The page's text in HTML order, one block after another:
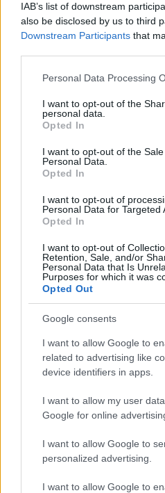
IAB’s list of downstream
also be disclosed by us to third
Downstream Participants that
Please note that this website/
not limited to your visit or usage
grant or deny consent to
use your data for below
consent section.
Personal Data Processing
I want to opt-out of the
personal data.
Opted In
I want to opt-out of the
Personal Data.
Opted In
I want to opt-out of
Personal Data for Targeted
Opted In
I want to opt-out of
Retention, Sale, and/or
Personal Data that Is
Purposes for which it was
Opted Out
Google consents
I want to allow Google to
related to advertising like
device identifiers in apps.
I want to allow my user
Google for online
I want to allow Google to
personalized advertising.
I want to allow Google to
Kecskeméti
egyesületeknek is
Hetek óta foglalkoztatja a
állami támogatást a Nemzeti
Falusi Norbert
Magyar Péter
NKA-pályázatok
A Tisza kormány egyik célja,
Kulturális Alaphoz (NKA)